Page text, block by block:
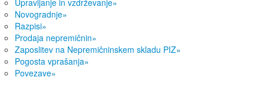
Upravljanje in vzdrževanje»
Novogradnje»
Razpisi»
Prodaja nepremičnin»
Zaposlitev na Nepremičninskem skladu PIZ»
Pogosta vprašanja»
Povezave»